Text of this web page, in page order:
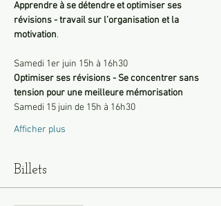
Apprendre à se détendre et optimiser ses
révisions - travail sur l’organisation et la
motivation.
Samedi 1er juin 15h à 16h30
Optimiser ses révisions - Se concentrer sans
Samedi 15 juin de 15h à 16h30
Afficher plus
Billets